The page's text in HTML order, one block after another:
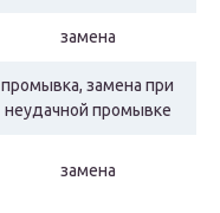
замена
промывка, замена при
неудачной промывке
замена